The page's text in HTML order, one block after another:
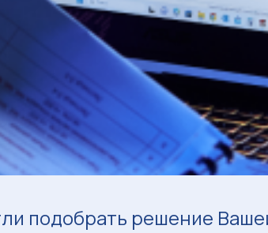
подобрать решение